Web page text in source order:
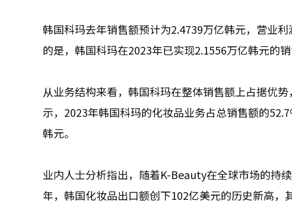
韩国科玛去年销售额预计为2.4739万亿韩元，营业
的是，韩国科玛在2023年已实现2.1556万亿韩元的
从业务结构来看，韩国科玛在整体销售额上占据优
示，2023年韩国科玛的化妆品业务占总销售额的
韩元。
业内人士分析指出，随着K-Beauty在全球市场的持
年，韩国化妆品出口额创下102亿美元的历史新高